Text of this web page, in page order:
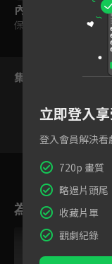
內容標籤
保護級
集數列表
112 113
為您推薦
立即登入
登入會員解決
720p 畫質
略過片頭尾
收藏片單
觀劇紀錄